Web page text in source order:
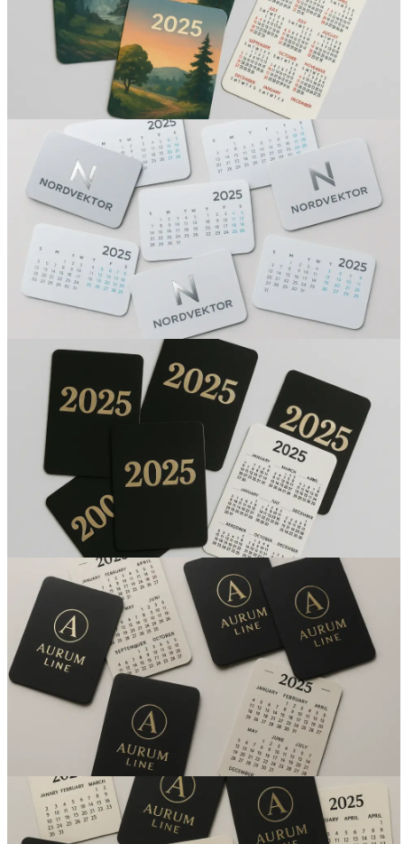
Вакансии
О компании
Написать директору
Арендодателям
Портфолио
Франшиза